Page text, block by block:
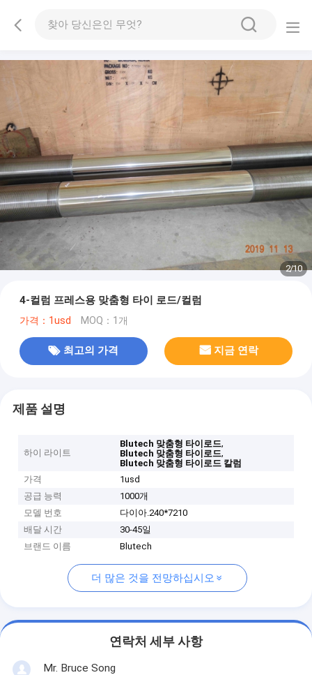
2/10
4-컬럼 프레스용 맞춤형 타이 로드/컬럼
가격：1usd MOQ：1개
최고의 가격 지금 연락
제품 설명
하이 라이트
Blutech 맞춤형 타이로드,
Blutech 맞춤형 타이로드,
Blutech 맞춤형 타이로드 칼럼
가격
1usd
공급 능력
1000개
모델 번호
다이아.240*7210
배달 시간
30-45일
브랜드 이름
Blutech
더 많은 것을 전망하십시오
연락처 세부 사항
Mr. Bruce Song